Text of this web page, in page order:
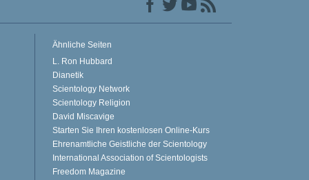
Ähnliche Seiten
L. Ron Hubbard
Dianetik
Scientology Network
Scientology Religion
David Miscavige
Starten Sie Ihren kostenlosen Online-Kurs
Ehrenamtliche Geistliche der Scientology
International Association of Scientologists
Freedom Magazine